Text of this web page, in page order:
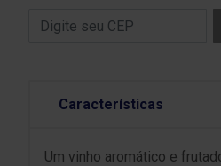
Características
Um vinho aromático e